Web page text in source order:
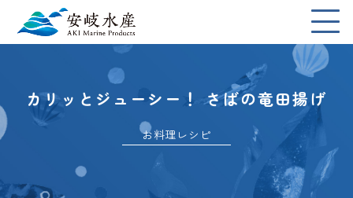
カリッとジューシー！ さばの竜田揚げ
お料理レシピ